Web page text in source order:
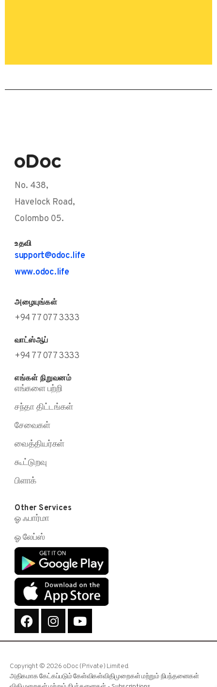
No. 438,
Havelock Road,
Colombo 05.
உதவி
support@odoc.life
www.odoc.life
அழையுங்கள்
+94 77 077 3333
வாட்ஸ்ஆப்
+94 77 077 3333
எங்கள் நிறுவனம்
எங்களை பற்றி
சந்தா திட்டங்கள்
சேவைகள்
வைத்தியர்கள்
கூட்டுறவு
பிளாக்
Other Services
ஓ ஃபார்மா
ஓ லேப்ஸ்
Copyright © 2026 oDoc (Private) Limited.
அதிகமாக கேட்கப்படும் கேள்விகள்விதிமுறைகள் மற்றும் நிபந்தனைகள்